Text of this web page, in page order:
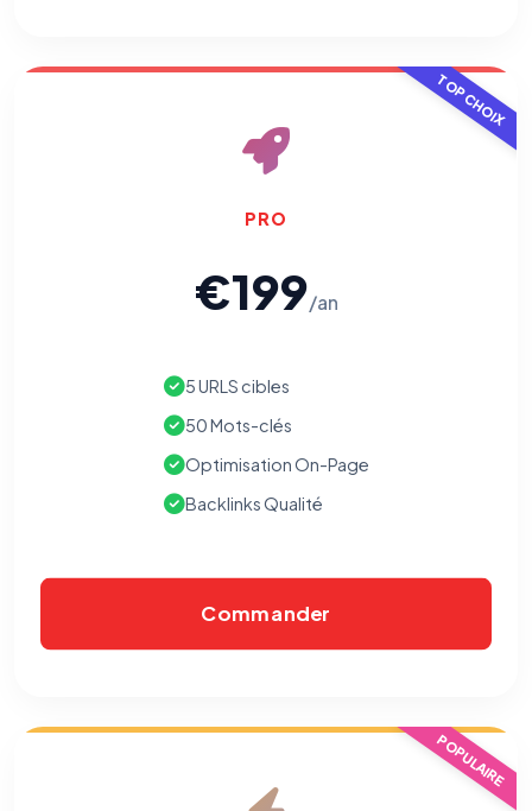
TOP CHOIX
PRO
€199/an
5 URLS cibles
50 Mots-clés
Optimisation On-Page
Backlinks Qualité
Commander
POPULAIRE